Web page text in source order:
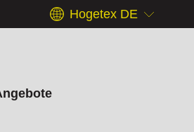
Hogetex DE